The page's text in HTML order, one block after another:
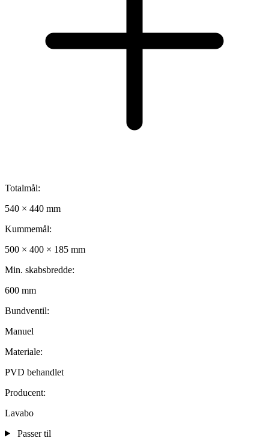
Totalmål:
540 × 440 mm
Kummemål:
500 × 400 × 185 mm
Min. skabsbredde:
600 mm
Bundventil:
Manuel
Materiale:
PVD behandlet
Producent:
Lavabo
Passer til